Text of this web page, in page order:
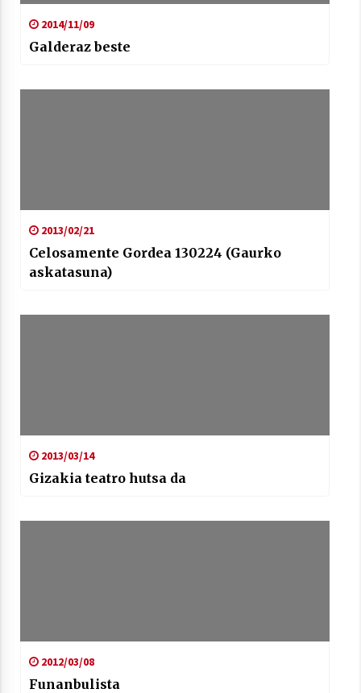
2014/11/09
Galderaz beste
2013/02/21
Celosamente Gordea 130224 (Gaurko
askatasuna)
2013/03/14
Gizakia teatro hutsa da
2012/03/08
Funanbulista